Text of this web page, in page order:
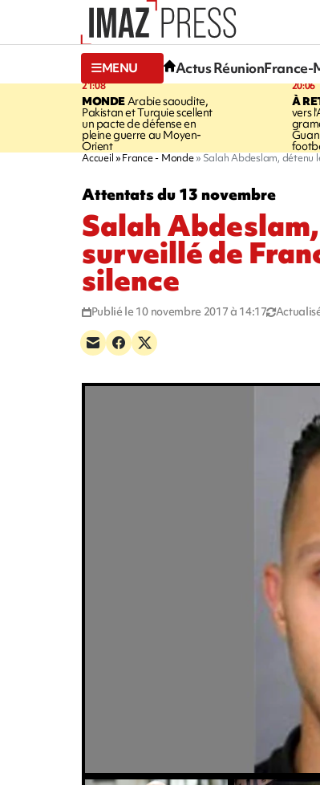
MENU Actus RéunionFrance-
21:08
MONDE Arabie saoudite,
Pakistan et Turquie scellent
un pacte de défense en
pleine guerre au Moyen-
Orient
20:06
À
vers
Accueil France - Monde Salah Abdeslam, détenu
Attentats du 13 novembre
Salah
surveillé de
silence
Publié le 10 novembre 2017 à 14:17